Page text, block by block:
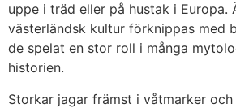
uppe i träd eller på hustak i Europa.
västerländsk kultur förknippas med
de spelat en stor roll i många
historien.
Storkar jagar främst i våtmarker